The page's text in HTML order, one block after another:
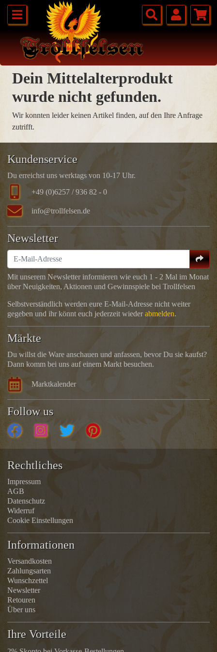
Dein Mittelalterprodukt
wurde nicht gefunden.
Wir konnten leider keinen Artikel finden, auf den Ihre Anfrage
zutrifft.
Kundenservice
Du erreichst uns werktags von 10-17 Uhr.
+49 (0)6257 / 936 82 - 0
info@trollfelsen.de
Newsletter
Mit unserem Newsletter informieren wie euch 1 - 2 Mal im Monat
über Neuigkeiten, Aktionen und Gewinnspiele bei Trollfelsen
Selbstverständlich werden eure E-Mail-Adresse nicht weiter
gegeben und ihr könnt euch jederzeit wiederabmelden.
Märkte
Du willst die Ware anschauen und anfassen, bevor Du sie kaufst?
Dann komm bei uns auf einem Markt besuchen.
Marktkalender
Follow us
Rechtliches
Impressum
AGB
Datenschutz
Widerruf
Cookie Einstellungen
Informationen
Versandkosten
Zahlungsarten
Wunschzettel
Newsletter
Retouren
Über uns
Ihre Vorteile